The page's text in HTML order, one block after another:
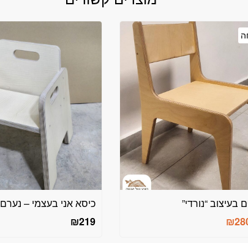
בעיצוב “נורדי”
₪
כיסא אני בעצמי – נערם
₪219